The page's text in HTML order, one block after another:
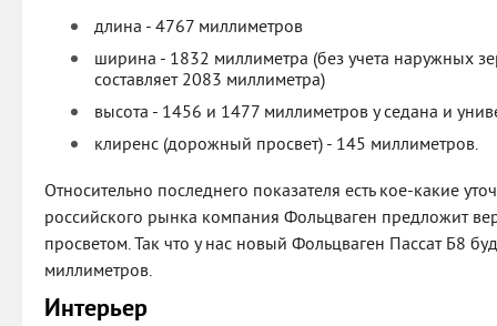
длина - 4767 миллиметров
ширина - 1832 миллиметра (без учета наружных
составляет 2083 миллиметра)
высота - 1456 и 1477 миллиметров у седана и
клиренс (дорожный просвет) - 145 миллиметров.
Относительно последнего показателя есть кое-какие
российского рынка компания Фольцваген предложит
просветом. Так что у нас новый Фольцваген Пассат Б8
миллиметров.
Интерьер